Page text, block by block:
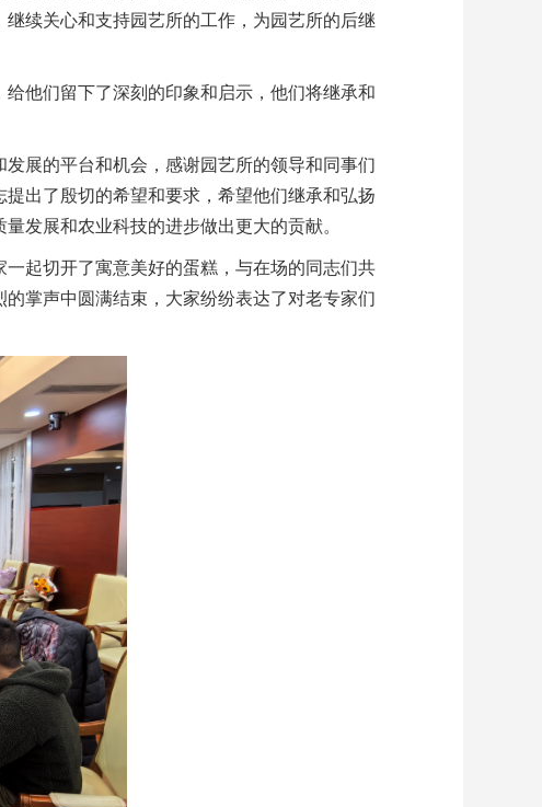
续关心和支持园艺所的工作，为园艺所的后继
他们留下了深刻的印象和启示，他们将继承和
展的平台和机会，感谢园艺所的领导和同事们
出了殷切的希望和要求，希望他们继承和弘扬
发展和农业科技的进步做出更大的贡献。
起切开了寓意美好的蛋糕，与在场的同志们共
的掌声中圆满结束，大家纷纷表达了对老专家们